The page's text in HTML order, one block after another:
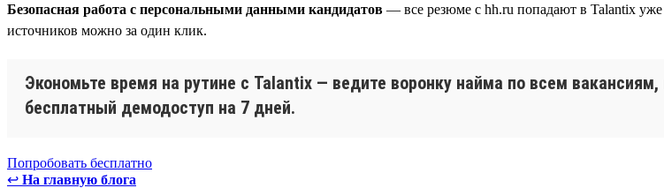
Безопасная работа с персональными данными кандидатов — все резюме с hh.ru попадают в Talantix уже
источников можно за один клик.
Экономьте время на рутине с Talantix — ведите воронку найма по всем
бесплатный демодоступ на 7 дней.
Попробовать бесплатно
↩ На главную блога